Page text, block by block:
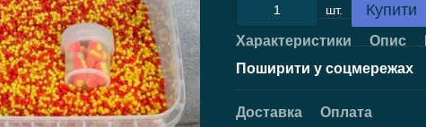
шт. Купити
Характеристики Опис
Поширити у соцмережах
Доставка Оплата